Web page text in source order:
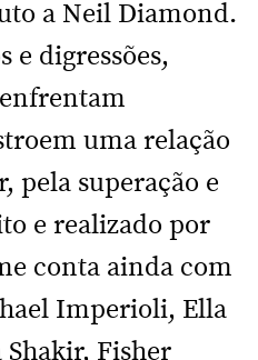
a Neil Diamond.
e digressões,
uma relação
pela superação e
e realizado por
conta ainda com
Imperioli, Ella
Fisher